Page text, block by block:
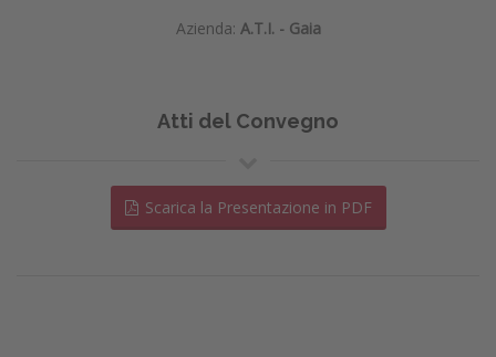
Azienda: A.T.I. - Gaia
Atti del Convegno
Scarica la Presentazione in PDF